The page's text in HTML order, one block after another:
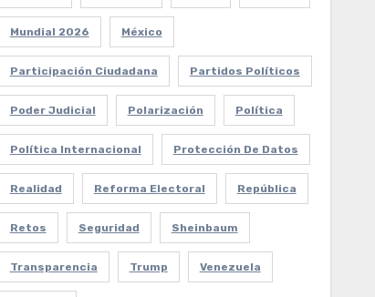
Mundial 2026 México
Participación Ciudadana Partidos Políticos
Poder Judicial Polarización Política
Política Internacional Protección De Datos
Realidad Reforma Electoral República
Retos Seguridad Sheinbaum
Transparencia Trump Venezuela